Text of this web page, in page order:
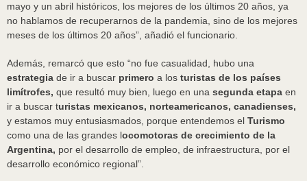
mayo y un abril históricos, los mejores de los últimos 20 años, ya
no hablamos de recuperarnos de la pandemia, sino de los mejores
meses de los últimos 20 años”, añadió el funcionario.
Además, remarcó que esto “no fue casualidad, hubo una
estrategia de ir a buscar primero a los turistas de los países
limítrofes, que resultó muy bien, luego en una segunda etapa en
ir a buscar turistas mexicanos, norteamericanos, canadienses,
y estamos muy entusiasmados, porque entendemos el Turismo
como una de las grandes locomotoras de crecimiento de la
Argentina, por el desarrollo de empleo, de infraestructura, por el
desarrollo económico regional”.